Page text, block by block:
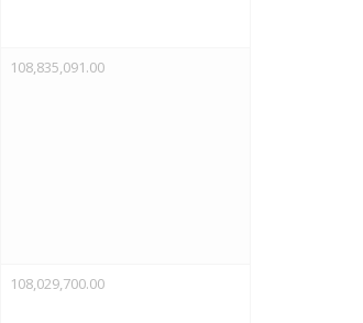
108,835,091.00
108,029,700.00